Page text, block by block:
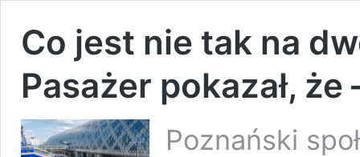
Co jest nie tak na
Pasażer pokazał,
Poznański